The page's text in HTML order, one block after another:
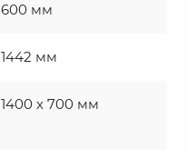
600 мм
1442 мм
1400 х 700 мм